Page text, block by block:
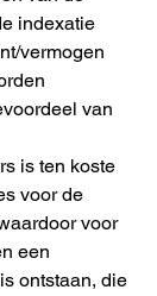
indexatie
vermogen
van
is ten koste
voor de
voor
een
ontstaan, die